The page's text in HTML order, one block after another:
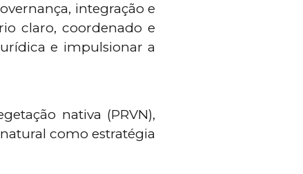
integração e
claro, coordenado e
e impulsionar a
nativa (PRVN),
como estratégia